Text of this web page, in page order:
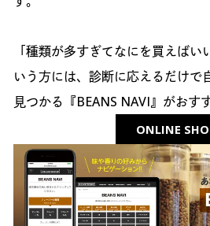
「種類が多すぎてなにを買えばい
いう方には、診断に応えるだけで
見つかる『BEANS NAVI』がおす
ONLINE